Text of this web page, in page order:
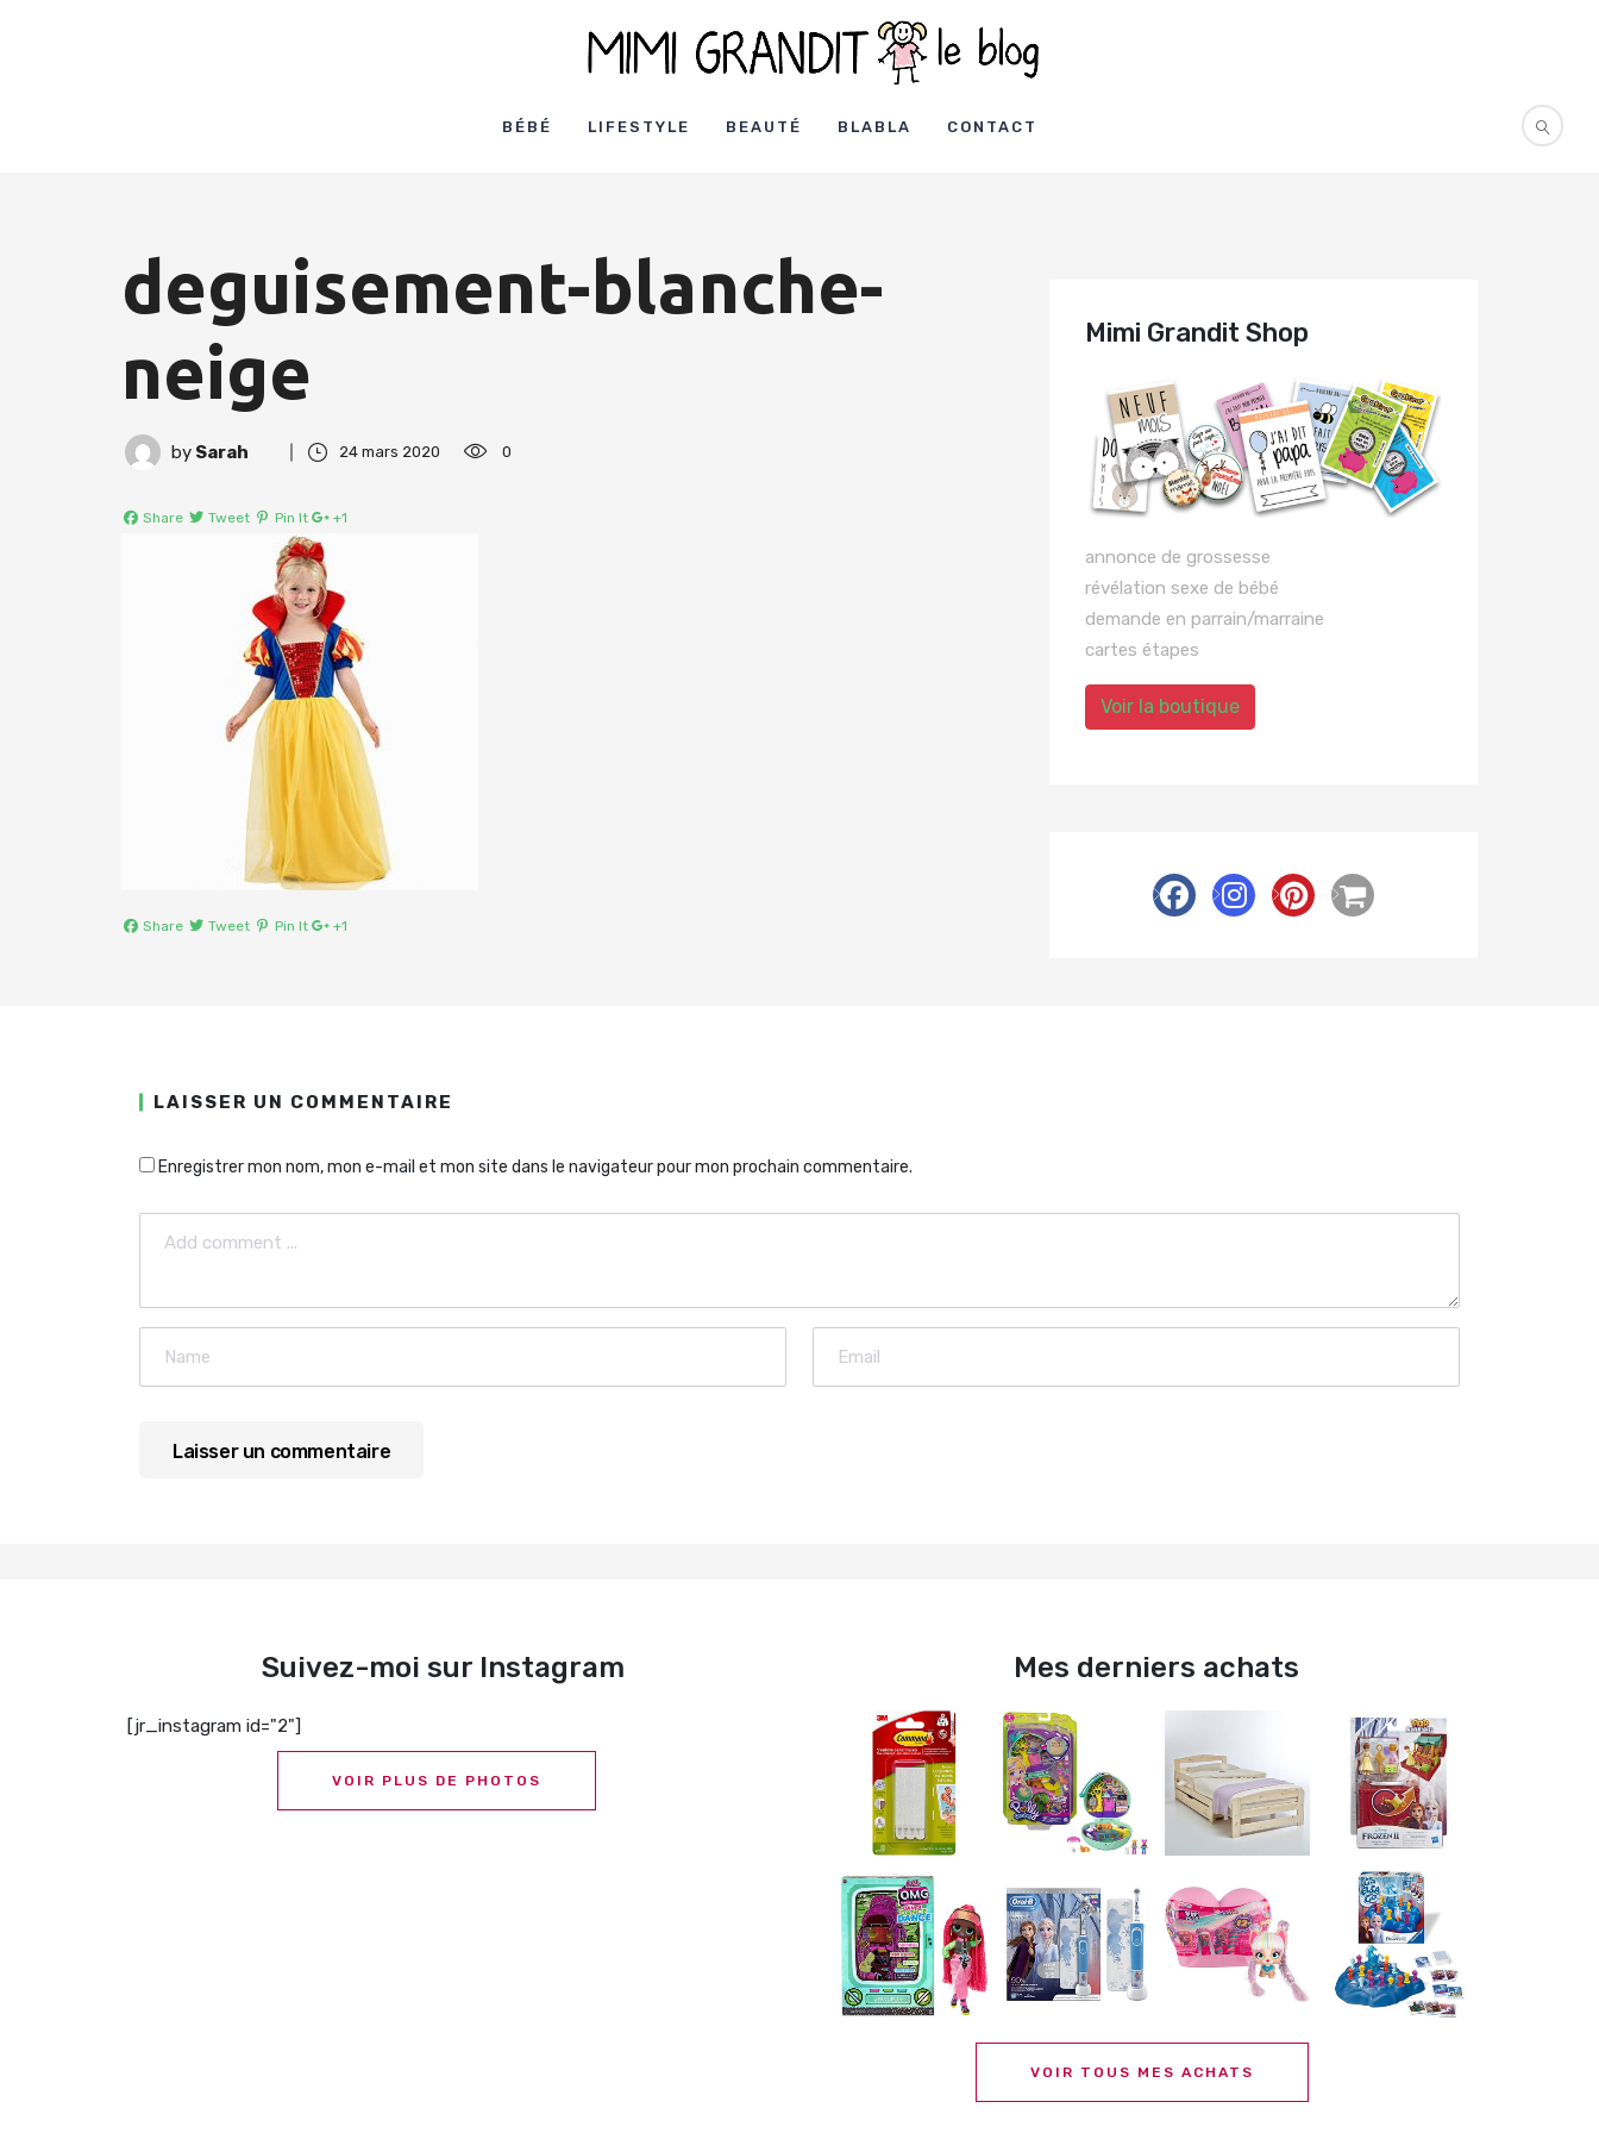
BÉBÉ LIFESTYLE BEAUTÉ BLABLA CONTACT
deguisement-blanche-
neige
by Sarah 24 mars 2020 0
Share Tweet Pin It +1
Share Tweet Pin It +1
Mimi Grandit Shop
annonce de grossesse
révélation sexe de bébé
demande en parrain/marraine
cartes étapes
Voir la boutique
LAISSER UN COMMENTAIRE
Enregistrer mon nom, mon e-mail et mon site dans le navigateur pour mon prochain commentaire.
Suivez-moi sur Instagram
[jr_instagram id="2"]
VOIR PLUS DE PHOTOS
Mes derniers achats
VOIR TOUS MES ACHATS